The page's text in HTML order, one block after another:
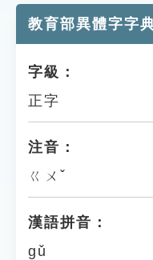
貓頭鷹博士
教育部異體字字
字級：
正字
注音：
ㄍㄨˇ
漢語拼音：
gǔ